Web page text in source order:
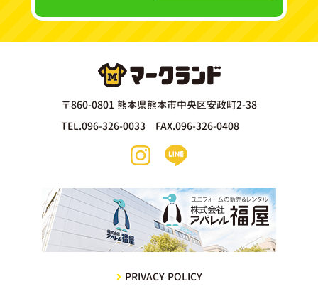
〒860-0801 熊本県熊本市中央区安政町2-38
TEL.096-326-0033 FAX.096-326-0408
PRIVACY POLICY